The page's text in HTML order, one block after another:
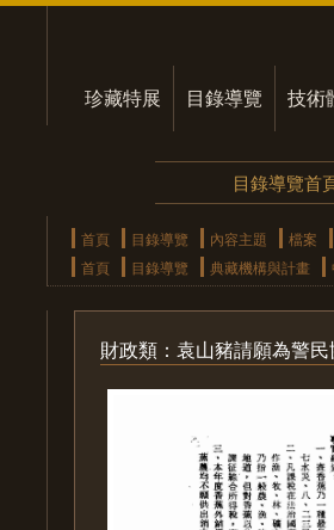
珍藏特展 目錄導覽 技術
目錄導覽首
首頁 目錄導覽 內容主題 檔案
首頁
目錄導覽 典藏機構與計畫
財政類：袁山豬請願為警